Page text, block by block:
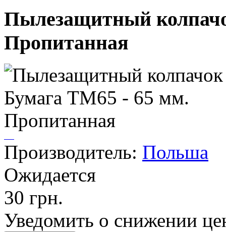
Пылезащитный
Пропитанная
Производитель: Польша
Ожидается
30 грн.
Уведомить о снижении